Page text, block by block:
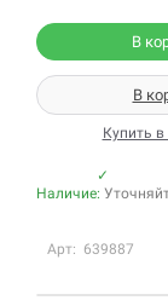
В
В
Купить в
✓
Наличие:
Арт: 639887